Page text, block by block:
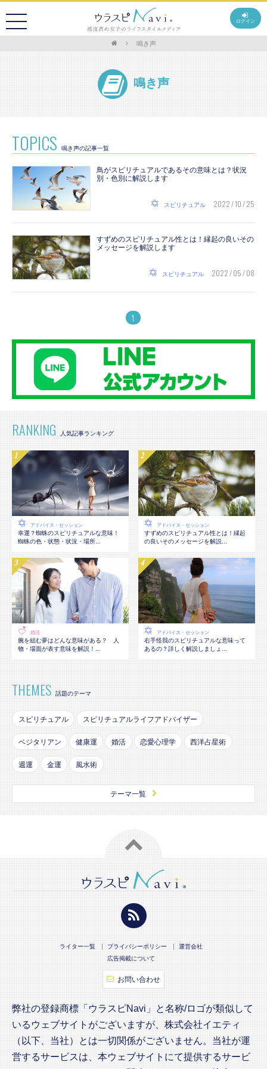
ログイン
鳴き声
鳴き声
TOPICS 鳴き声の記事一覧
鳥がスピリチュアルであるその意味とは？状況
別・色別に解説します
スピリチュアル 2022 / 10 / 25
すずめのスピリチュアル性とは！縁起の良いその
メッセージを解説します
スピリチュアル 2022 / 05 / 08
1
RANKING
アドバイス・セッション
幸運？蜘蛛のスピリチュアルな意味！
蜘蛛の色・状態・状況・場所...
アドバイス・セッション
すずめのスピリチュアル性とは！縁起
の良いそのメッセージを解説...
婚活
腕を組む夢はどんな意味がある？ 人
物・場面が表す意味を解説！...
アドバイス・セッション
右手怪我のスピリチュアルな意味って
あるの？詳しく解説しましょ...
THEMES 話題のテーマ
スピリチュアル スピリチュアルライフアドバイザー
ベジタリアン 健康運 婚活 恋愛心理学 西洋占星術
週運 金運 風水術
テーマ一覧
ライター一覧 プライバシーポリシー
運営会社
広告掲載について
お問い合わせ
弊社の登録商標「ウラスピNavi」と名称/ロゴが類似して
いるウェブサイトがございますが、株式会社イエティ
（以下、当社）とは一切関係がございません。当社が運
営するサービスは、本ウェブサイトにて提供するサービ